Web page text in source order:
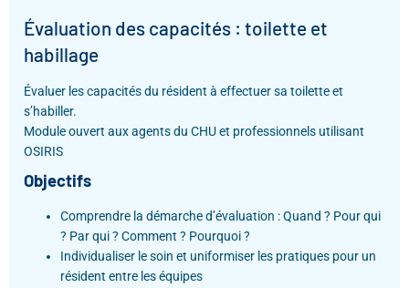
Évaluation des capacités : toilette et
habillage
Évaluer les capacités du résident à effectuer sa toilette et
s’habiller.
Module ouvert aux agents du CHU et professionnels utilisant
OSIRIS
Objectifs
Comprendre la démarche d’évaluation : Quand ? Pour qui
? Par qui ? Comment ? Pourquoi ?
Individualiser le soin et uniformiser les pratiques pour un
résident entre les équipes